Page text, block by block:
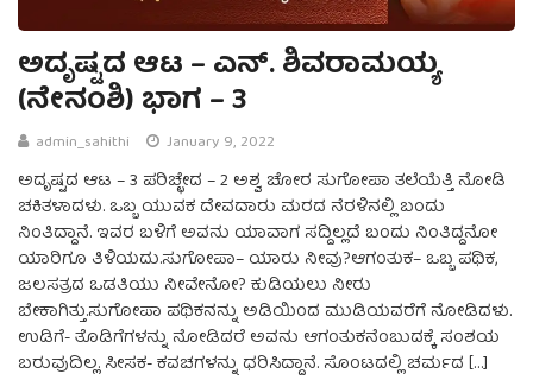
ಅದೃಷ್ಟದ ಆಟ – ಎನ್. ಶಿವರಾಮಯ್ಯ
(ನೇನಂಶಿ) ಭಾಗ – 3
admin_sahithi January 9, 2022
ಅದೃಷ್ಟದ ಆಟ – 3 ಪರಿಚ್ಛೇದ – 2 ಅಶ್ವ ಚೋರ ಸುಗೋಪಾ ತಲೆಯೆತ್ತಿ ನೋಡಿ
ಚಕಿತಳಾದಳು. ಒಬ್ಬ ಯುವಕ ದೇವದಾರು ಮರದ ನೆರಳಿನಲ್ಲಿ ಬಂದು
ನಿಂತಿದ್ದಾನೆ. ಇವರ ಬಳಿಗೆ ಅವನು ಯಾವಾಗ ಸದ್ದಿಲ್ಲದೆ ಬಂದು ನಿಂತಿದ್ದನೋ
ಯಾರಿಗೂ ತಿಳಿಯದು.ಸುಗೋಪಾ– ಯಾರು ನೀವು?ಆಗಂತುಕ– ಒಬ್ಬ ಪಥಿಕ,
ಜಲಸತ್ರದ ಒಡತಿಯು ನೀವೇನೋ? ಕುಡಿಯಲು ನೀರು
ಬೇಕಾಗಿತ್ತು.ಸುಗೋಪಾ ಪಥಿಕನನ್ನು ಅಡಿಯಿಂದ ಮುಡಿಯವರೆಗೆ ನೋಡಿದಳು.
ಉಡಿಗೆ- ತೊಡಿಗೆಗಳನ್ನು ನೋಡಿದರೆ ಅವನು ಆಗಂತುಕನೆಂಬುದಕ್ಕೆ ಸಂಶಯ
ಬರುವುದಿಲ್ಲ. ಸೀಸಕ- ಕವಚಗಳನ್ನು ಧರಿಸಿದ್ದಾನೆ. ಸೊಂಟದಲ್ಲಿ ಚರ್ಮದ […]